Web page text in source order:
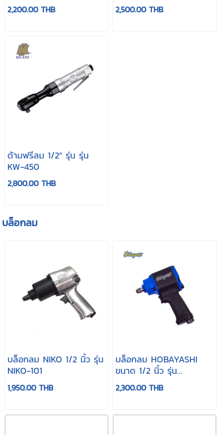
2,200.00 THB 2,500.00 THB
ด้ามฟรีลม 1/2" รุ่น รุ่น
KW-450
2,800.00 THB
บล็อกลม
บล็อกลม NIKO 1/2 นิ้ว รุ่น
NIKO-101
1,950.00 THB
บล็อกลม HOBAYASHI
ขนาด 1/2 นิ้ว รุ่น
TAW500
2,300.00 THB